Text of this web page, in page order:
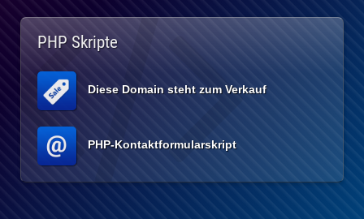
PHP Skripte
Diese Domain steht zum Verkauf
PHP-Kontaktformularskript